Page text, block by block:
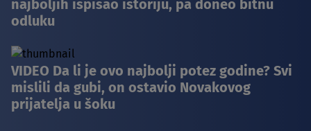
najboljih ispisao istoriju, pa doneo bitnu
odluku
VIDEO Da li je ovo najbolji potez godine? Svi
mislili da gubi, on ostavio Novakovog
prijatelja u šoku